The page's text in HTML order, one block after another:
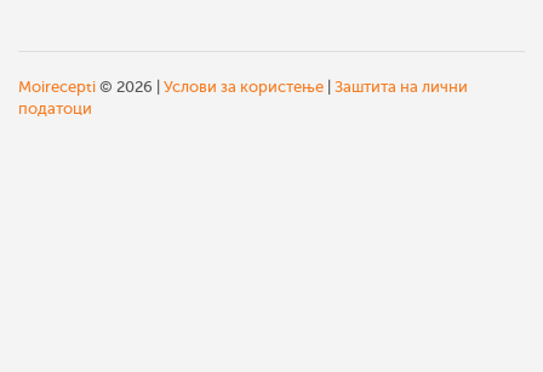
Moirecepti © 2026 | Услови за користење Заштита на лични
податоци